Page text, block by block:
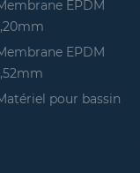
EPDM
EPDM
pour bassin